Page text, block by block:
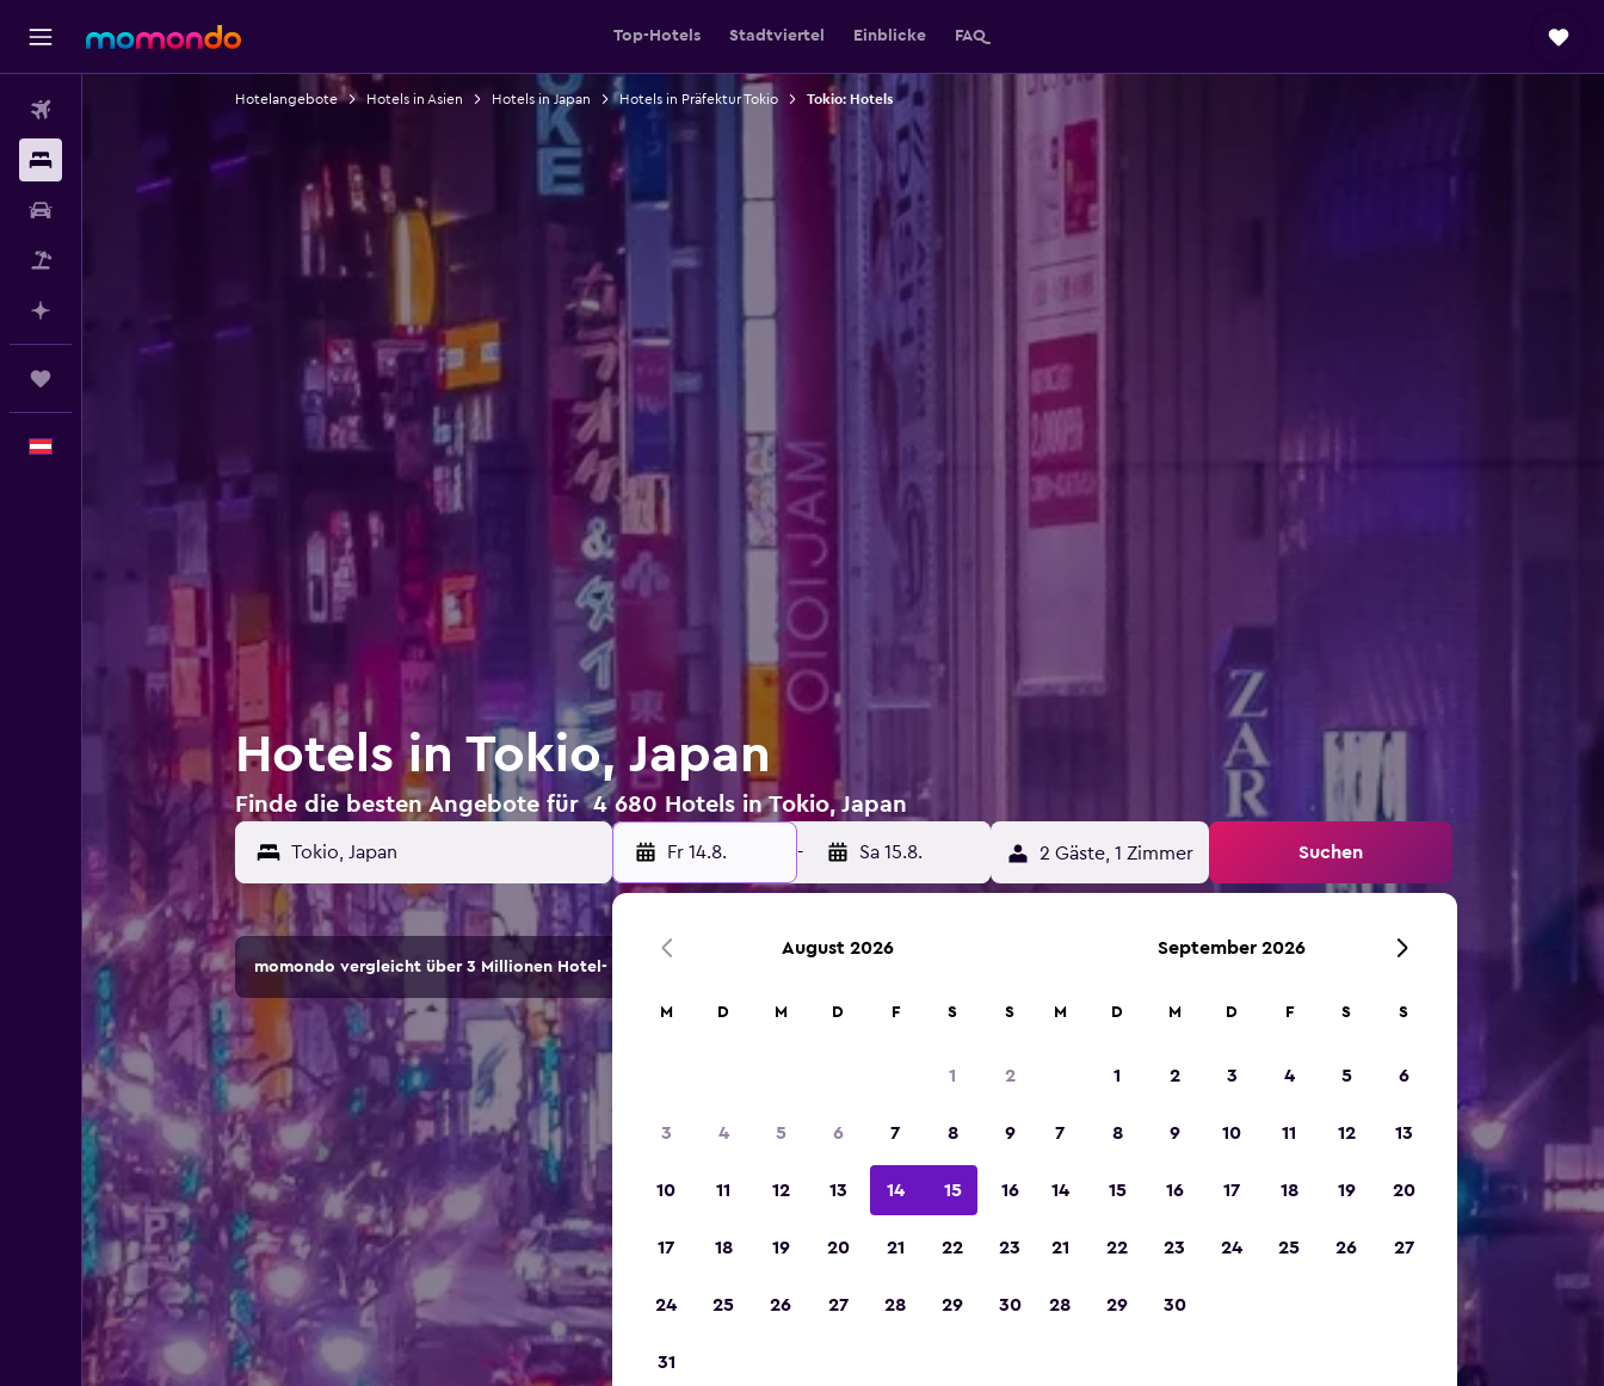
Top-Hotels Stadtviertel Einblicke FAQ
Hotelangebote Hotels in Asien Hotels in Japan Hotels in Präfektur Tokio Tokio: Hotels
Hotels in Tokio, Japan
Finde die besten Angebote für 4 680 Hotels in Tokio, Japan
Fr 14.8. - Sa 15.8. 2 Gäste, 1 Zimmer Suchen
momondo vergleicht über 3 Millionen Hotel- und Unterkunftsoptionen.
August 2026
M D M D F S S
1 2
3 4 5 6 7 8 9
10 11 12 13 14 15 16
17 18 19 20 21 22 23
24 25 26 27 28 29 30
31
September 2026
M D M D F S S
1 2 3 4 5 6
7 8 9 10 11 12 13
14 15 16 17 18 19 20
21 22 23 24 25 26 27
28 29 30